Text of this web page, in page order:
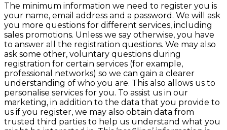
The minimum information we need to register you is
your name, email address and a password. We will ask
you more questions for different services, including
sales promotions. Unless we say otherwise, you have
to answer all the registration questions. We may also
ask some other, voluntary questions during
registration for certain services (for example,
professional networks) so we can gain a clearer
understanding of who you are. This also allows us to
personalise services for you. To assist us in our
marketing, in addition to the data that you provide to
us if you register, we may also obtain data from
trusted third parties to help us understand what you